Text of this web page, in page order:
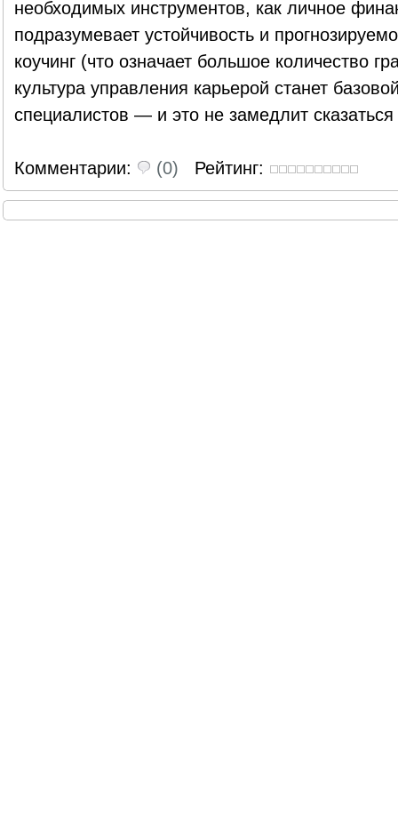
необходимых инструментов, как личное
подразумевает устойчивость и
коучинг (что означает большое количество
культура управления карьерой станет
специалистов — и это не замедлит
Комментарии: (0) Рейтинг: